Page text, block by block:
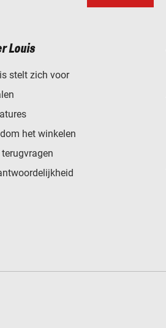
Louis
stelt zich voor
het winkelen